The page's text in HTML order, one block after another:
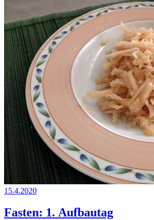
15.4.2020
Fasten: 1. Aufbautag